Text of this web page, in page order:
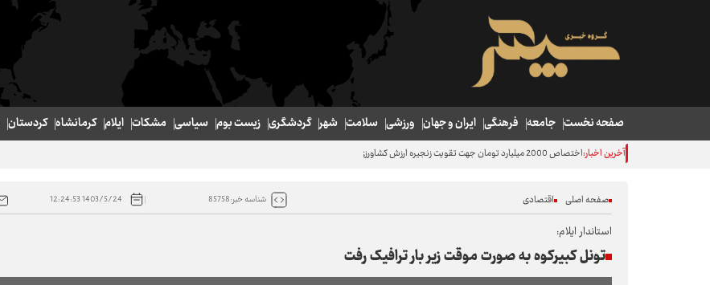
صفحه نخست جامعه فرهنگی ایران و جهان ورزشی سلامت شهر گردشگری زیست بوم سیاسی مشکات ایلام کرمانشاه کردستان
آخرین اخبار:اختصاص 2000 میلیارد تومان جهت تقویت زنجیره ارزش کشاورزی همدان
صفحه اصلی اقتصادی شناسه خبر:85758 1403/5/24 12:24:53
استاندار ایلام:
تونل کبیرکوه به صورت موقت زیر بار ترافیک رفت